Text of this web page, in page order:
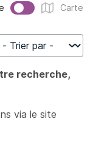
actif :
Affichage :
Carte
par
recherche,
via le site